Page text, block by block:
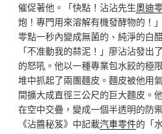
催促著他。「快點！沾沾先生奧迪
炮！專門用來溶解有機發酵物的！
零點一秒內變成無菌的、純淨的白
「不准動我的蒜泥！」廖沾沾發出
的怒吼。他以一種專業包水餃的極
堆中抓起了兩團麵皮。麵皮被他用
間擴大成直徑三公尺的巨大麵皮。
在空中交疊，變成一個半透明的防
《沾醬秘笈》中記載汽車零件的「